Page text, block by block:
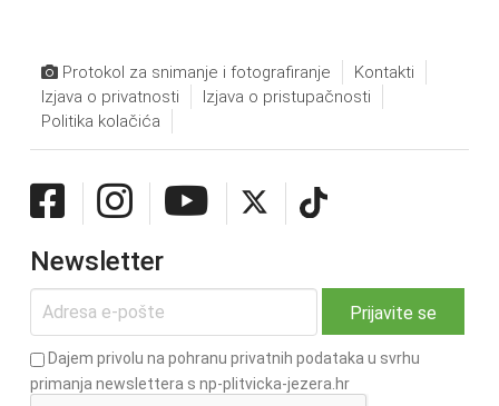
Protokol za snimanje i fotografiranje
Kontakti
Izjava o privatnosti
Izjava o pristupačnosti
Politika kolačića
Newsletter
Dajem privolu na pohranu privatnih podataka u svrhu
primanja newslettera s np-plitvicka-jezera.hr